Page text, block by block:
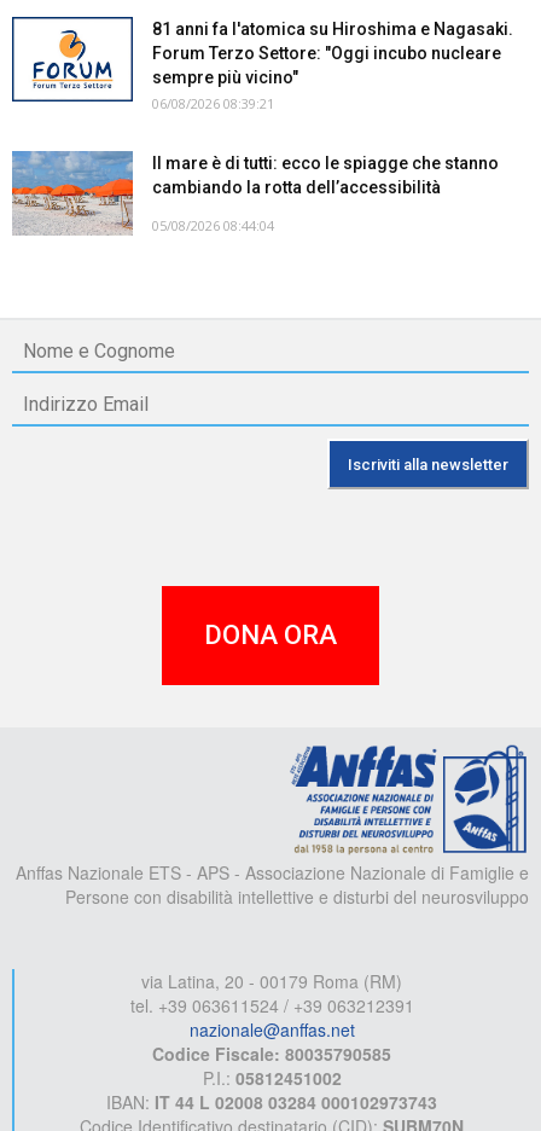
81 anni fa l'atomica su Hiroshima e Nagasaki.
Forum Terzo Settore: "Oggi incubo nucleare
sempre più vicino"
06/08/2026 08:39:21
Il mare è di tutti: ecco le spiagge che stanno
cambiando la rotta dell’accessibilità
05/08/2026 08:44:04
DONA ORA
Anffas Nazionale ETS - APS - Associazione Nazionale di Famiglie e
Persone con disabilità intellettive e disturbi del neurosviluppo
via Latina, 20 - 00179 Roma (RM)
tel. +39 063611524 / +39 063212391
nazionale@anffas.net
Codice Fiscale: 80035790585
P.I.: 05812451002
IBAN: IT 44 L 02008 03284 000102973743
Codice Identificativo destinatario (CID): SUBM70N